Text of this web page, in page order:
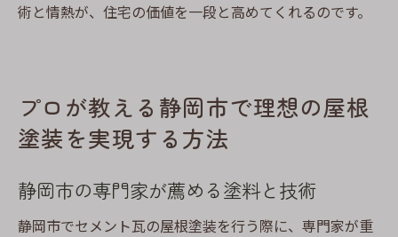
術と情熱が、住宅の価値を一段と高めてくれるのです。
プロが教える静岡市で理想の屋根
塗装を実現する方法
静岡市の専門家が薦める塗料と技術
静岡市でセメント瓦の屋根塗装を行う際に、専門家が重